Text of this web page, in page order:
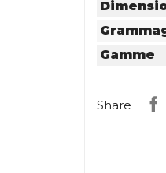
Gamme
Share